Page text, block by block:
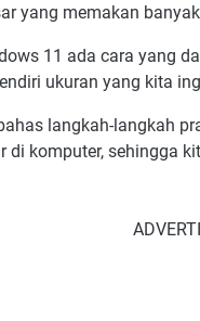
yang memakan
11 ada cara yang
ukuran yang kita
langkah-langkah
di komputer, sehingga